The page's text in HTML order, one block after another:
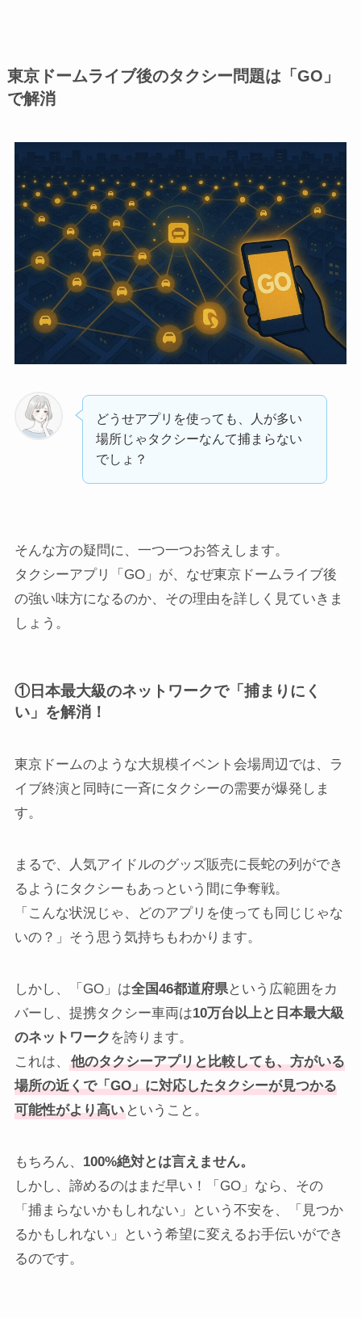
東京ドームライブ後のタクシー問題は「GO」
で解消
どうせアプリを使っても、人が多い
場所じゃタクシーなんて捕まらない
でしょ？
そんな方の疑問に、一つ一つお答えします。
タクシーアプリ「GO」が、なぜ東京ドームライブ後
の強い味方になるのか、その理由を詳しく見ていきま
しょう。
①日本最大級のネットワークで「捕まりにく
い」を解消！
東京ドームのような大規模イベント会場周辺では、ラ
イブ終演と同時に一斉にタクシーの需要が爆発しま
す。
まるで、人気アイドルのグッズ販売に長蛇の列ができ
るようにタクシーもあっという間に争奪戦。
「こんな状況じゃ、どのアプリを使っても同じじゃな
いの？」そう思う気持ちもわかります。
しかし、「GO」は全国46都道府県という広範囲をカ
バーし、提携タクシー車両は10万台以上と日本最大級
のネットワーク を誇ります。
これは、
他のタクシーアプリと比較しても、方がいる
場所の近くで「GO」に対応したタクシーが見つかる
可能性がより高いということ。
もちろん、 100%絶対とは言えません。
しかし、諦めるのはまだ早い！「GO」なら、その
「捕まらないかもしれない」という不安を、「見つか
るかもしれない」という希望に変えるお手伝いができ
るのです。